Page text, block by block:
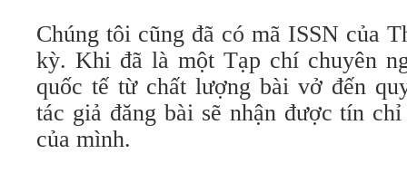
Chúng tôi cũng đã có mã ISSN của
kỳ. Khi đã là một Tạp chí chuyên
quốc tế từ chất lượng bài vở đến
tác giả đăng bài sẽ nhận được tín
của mình.